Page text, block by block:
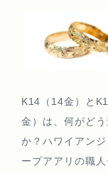
K14（14金）と
金）は、何がどう
か？ハワイアンジ
ープアアリの職人